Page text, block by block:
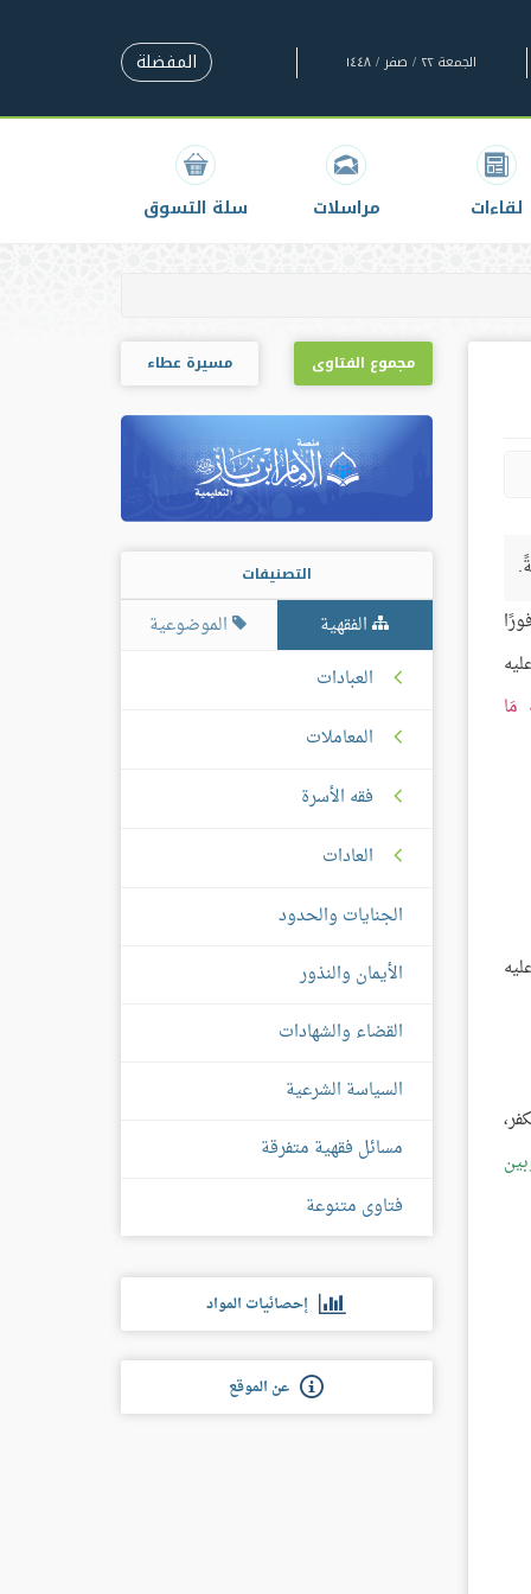
الجمعة ٢٢ / صفر / ١٤٤٨ المفضلة
لقاءات مراسلات سلة التسوق
مَا
مجموع الفتاوى مسيرة عطاء
التصنيفات
الفقهية
الموضوعية
العبادات
المعاملات
فقه الأسرة
العادات
الجنايات والحدود
الأيمان والنذور
القضاء والشهادات
السياسة الشرعية
مسائل فقهية متفرقة
فتاوى متنوعة
إحصائيات المواد
عن الموقع